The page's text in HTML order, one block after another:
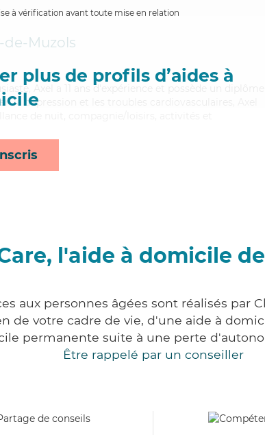
à vérification avant toute mise en relation
plus de profils d’aides à
de-Muzols
Axel a 11 ans d'expérience et possède un diplôme
la dépression et les troubles cardiovasculaires, Axel
l'aide à domicile
aux personnes âgées sont réalisés par
de votre cadre de vie, d'une aide à
permanente suite à une perte
Être rappelé par un conseiller